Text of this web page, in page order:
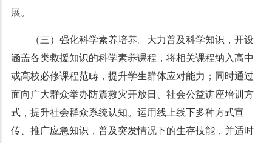
展。
（三）强化科学素养培养。大力普及科学知识，开设
涵盖各类救援知识的科学素养课程，将相关课程纳入高中
或高校必修课程范畴，提升学生群体应对能力；同时通过
面向广大群众举办防震救灾开放日、社会公益讲座培训方
式，提升社会群众系统认知。运用线上线下多种方式宣
传、推广应急知识，普及突发情况下的生存技能，并适时